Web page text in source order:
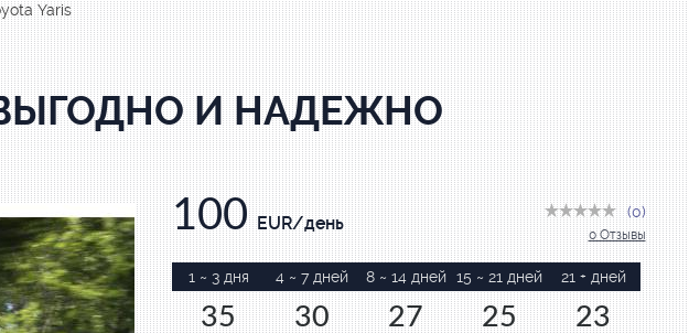
Yaris
И НАДЕЖНО
100 EUR/день
(0)
0 Отзывы
1 ~ 3 дня
35
4 ~ 7 дней
30
8 ~ 14 дней
27
15 ~ 21 дней
25
21 + дней
23